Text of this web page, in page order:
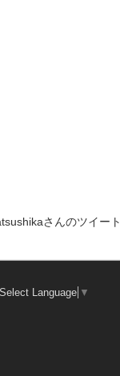
さんのツイート
Select Language ▼